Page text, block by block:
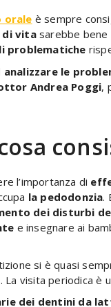
orale è sempre
di vitasarebbe bene
problematiche
analizzare le
Andrea Poggi,
l’importanza di
la pedodonzia.
dei disturbi
e insegnare ai
si è quasi
visita periodica è
dei dentini da